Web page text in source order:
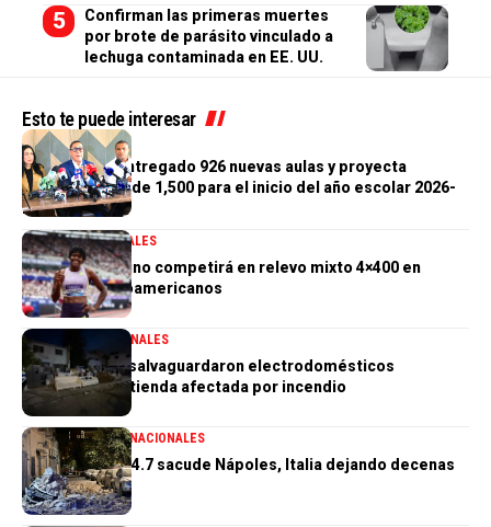
Confirman las primeras muertes
por brote de parásito vinculado a
lechuga contaminada en EE. UU.
Esto te puede interesar
GENERALES
Gobierno ha entregado 926 nuevas aulas y proyecta
alcanzar meta de 1,500 para el inicio del año escolar 2026-
2027
DEPORTESGENERALES
Marileidy Paulino competirá en relevo mixto 4×400 en
Juegos Centroamericanos
GENERALES NACIONALES
PN aclara que salvaguardaron electrodomésticos
sustraídos de tienda afectada por incendio
GENERALESINTERNACIONALES
Terremoto de 4.7 sacude Nápoles, Italia dejando decenas
de heridos